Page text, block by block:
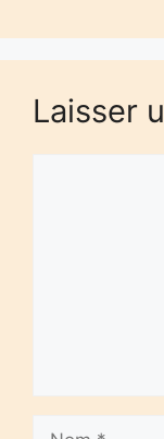
Laisser